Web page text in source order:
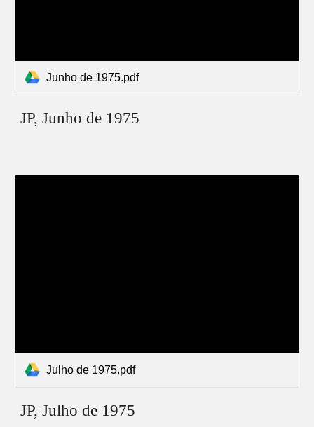
Junho de 1975.pdf
JP,Junho de 1975
Julho de 1975.pdf
JP,Julho de 1975